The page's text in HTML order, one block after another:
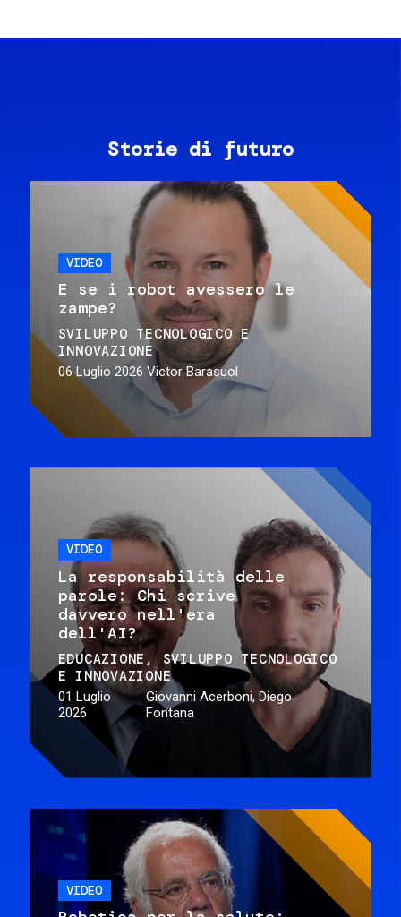
Storie di futuro
VIDEO
E se i robot avessero le
zampe?
SVILUPPO TECNOLOGICO E
INNOVAZIONE
06 Luglio 2026 Victor Barasuol
VIDEO
La responsabilità delle
parole: Chi scrive
davvero nell'era
dell'AI?
EDUCAZIONE
SVILUPPO TECNOLOGICO
E INNOVAZIONE
01 Luglio
2026
Giovanni Acerboni, Diego
Fontana
VIDEO